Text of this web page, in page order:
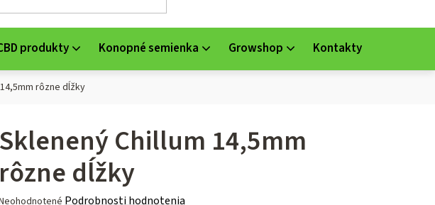
KOŠÍK
produkty Konopné semienka Growshop Kontakty
rôzne dĺžky
Sklenený Chillum 14,5mm
rôzne dĺžky
Podrobnosti hodnotenia